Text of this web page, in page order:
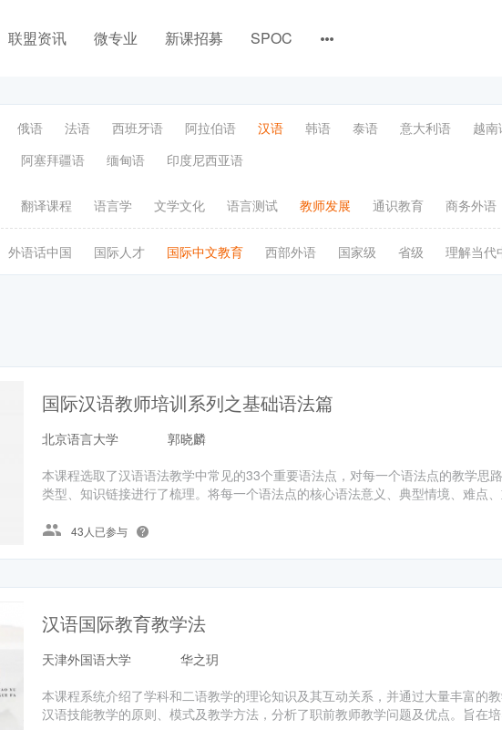
联盟资讯 微专业 新课招募 SPOC
俄语 法语 西班牙语 阿拉伯语 汉语 韩语 泰语 意大利语 越南
阿塞拜疆语 缅甸语 印度尼西亚语
翻译课程 语言学 文学文化 语言测试 教师发展 通识教育 商务外语
外语话中国 国际人才 国际中文教育 西部外语 国家级 省级 理解当代
国际汉语教师培训系列之基础语法篇
北京语言大学
郭晓麟
本课程选取了汉语语法教学中常见的33个重要语法点，对每一个语法点的教学思
类型、知识链接进行了梳理。将每一个语法点的核心语法意义、典型情境、难点
43人已参与
汉语国际教育教学法
天津外国语大学
华之玥
本课程系统介绍了学科和二语教学的理论知识及其互动关系，并通过大量丰富的
汉语技能教学的原则、模式及教学方法，分析了职前教师教学问题及优点。旨在